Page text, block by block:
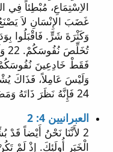
وَكَثْرَةَ شَرٍّ. فَاقْبَلُوا
وَلَيْسَ عَامِلاً، فَذَاكَ
24 فَإِنَّهُ نَظَرَ ذَاتَهُ وَمَضَى، وَلِلْوَقْتِ نَسِيَ مَا هُوَ. ...
العبرانيين 4: 2
2 لأَنَّنَا نَحْنُ أَيْضاً
الْخَبَرِ أُولَئِكَ. إِذْ لَمْ